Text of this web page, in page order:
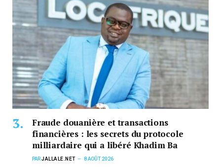
Fraude douanière et transactions
financières : les secrets du protocole
milliardaire qui a libéré Khadim Ba
PARJALLALE.NET 8 AOÛT 2026